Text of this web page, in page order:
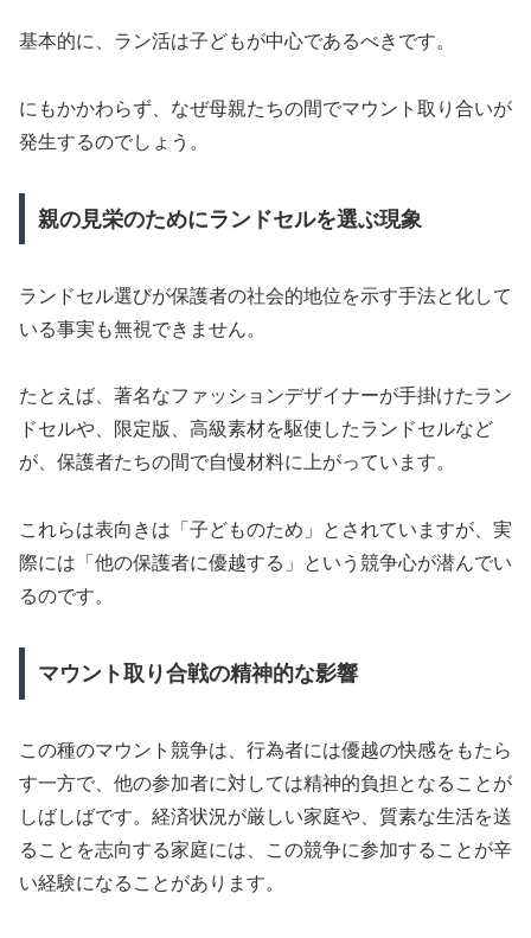
基本的に、ラン活は子どもが中心であるべきです。
にもかかわらず、なぜ母親たちの間でマウント取り合いが
発生するのでしょう。
親の見栄のためにランドセルを選ぶ現象
ランドセル選びが保護者の社会的地位を示す手法と化して
いる事実も無視できません。
たとえば、著名なファッションデザイナーが手掛けたラン
ドセルや、限定版、高級素材を駆使したランドセルなど
が、保護者たちの間で自慢材料に上がっています。
これらは表向きは「子どものため」とされていますが、実
際には「他の保護者に優越する」という競争心が潜んでい
るのです。
マウント取り合戦の精神的な影響
この種のマウント競争は、行為者には優越の快感をもたら
す一方で、他の参加者に対しては精神的負担となることが
しばしばです。経済状況が厳しい家庭や、質素な生活を送
ることを志向する家庭には、この競争に参加することが辛
い経験になることがあります。